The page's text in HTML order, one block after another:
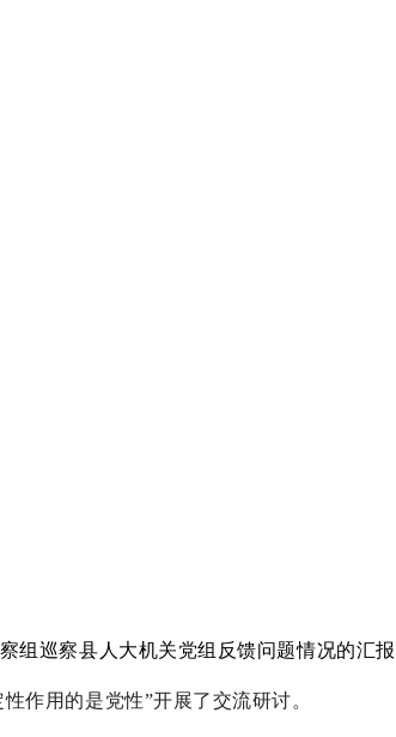
巡察县人大机关党组反馈问题情况的汇
作用的是党性”开展了交流研讨。